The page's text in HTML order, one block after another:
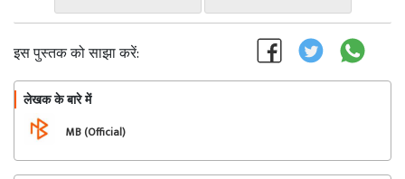
इस पुस्तक को साझा करें:
लेखक के बारे में
MB (Official)